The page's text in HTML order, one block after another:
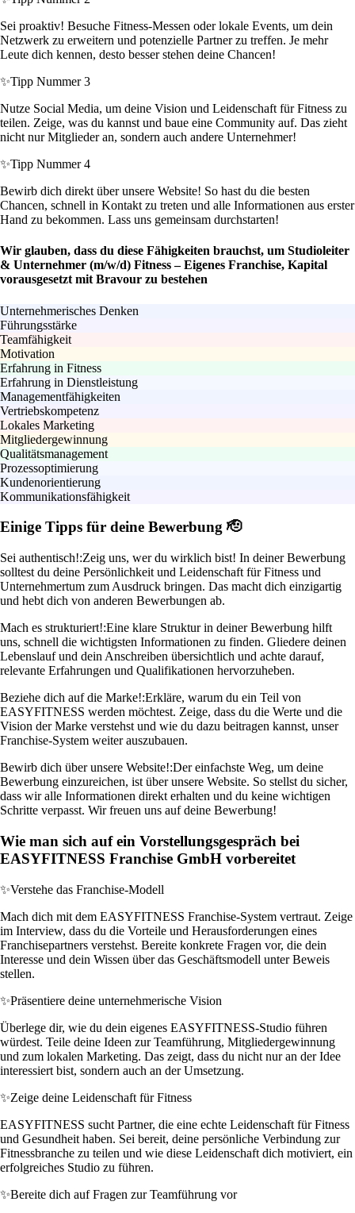
Sei proaktiv! Besuche Fitness-Messen oder lokale Events, um dein
Netzwerk zu erweitern und potenzielle Partner zu treffen. Je mehr
Leute dich kennen, desto besser stehen deine Chancen!
✨Tipp Nummer 3
Nutze Social Media, um deine Vision und Leidenschaft für Fitness zu
teilen. Zeige, was du kannst und baue eine Community auf. Das zieht
nicht nur Mitglieder an, sondern auch andere Unternehmer!
✨Tipp Nummer 4
Bewirb dich direkt über unsere Website! So hast du die besten
Chancen, schnell in Kontakt zu treten und alle Informationen aus erster
Hand zu bekommen. Lass uns gemeinsam durchstarten!
Wir glauben, dass du diese Fähigkeiten brauchst, um Studioleiter
& Unternehmer (m/w/d) Fitness – Eigenes Franchise, Kapital
vorausgesetzt mit Bravour zu bestehen
Unternehmerisches Denken
Führungsstärke
Teamfähigkeit
Motivation
Erfahrung in Fitness
Erfahrung in Dienstleistung
Managementfähigkeiten
Vertriebskompetenz
Lokales Marketing
Mitgliedergewinnung
Qualitätsmanagement
Prozessoptimierung
Kundenorientierung
Kommunikationsfähigkeit
Einige Tipps für deine Bewerbung 🫡
Sei authentisch!:Zeig uns, wer du wirklich bist! In deiner Bewerbung
solltest du deine Persönlichkeit und Leidenschaft für Fitness und
Unternehmertum zum Ausdruck bringen. Das macht dich einzigartig
und hebt dich von anderen Bewerbungen ab.
Mach es strukturiert!:Eine klare Struktur in deiner Bewerbung hilft
uns, schnell die wichtigsten Informationen zu finden. Gliedere deinen
Lebenslauf und dein Anschreiben übersichtlich und achte darauf,
relevante Erfahrungen und Qualifikationen hervorzuheben.
Beziehe dich auf die Marke!:Erkläre, warum du ein Teil von
EASYFITNESS werden möchtest. Zeige, dass du die Werte und die
Vision der Marke verstehst und wie du dazu beitragen kannst, unser
Franchise-System weiter auszubauen.
Bewirb dich über unsere Website!:Der einfachste Weg, um deine
Bewerbung einzureichen, ist über unsere Website. So stellst du sicher,
dass wir alle Informationen direkt erhalten und du keine wichtigen
Schritte verpasst. Wir freuen uns auf deine Bewerbung!
Wie man sich auf ein Vorstellungsgespräch bei
EASYFITNESS Franchise GmbH vorbereitet
✨Verstehe das Franchise-Modell
Mach dich mit dem EASYFITNESS Franchise-System vertraut. Zeige
im Interview, dass du die Vorteile und Herausforderungen eines
Franchisepartners verstehst. Bereite konkrete Fragen vor, die dein
Interesse und dein Wissen über das Geschäftsmodell unter Beweis
stellen.
✨Präsentiere deine unternehmerische Vision
Überlege dir, wie du dein eigenes EASYFITNESS-Studio führen
würdest. Teile deine Ideen zur Teamführung, Mitgliedergewinnung
und zum lokalen Marketing. Das zeigt, dass du nicht nur an der Idee
interessiert bist, sondern auch an der Umsetzung.
✨Zeige deine Leidenschaft für Fitness
EASYFITNESS sucht Partner, die eine echte Leidenschaft für Fitness
und Gesundheit haben. Sei bereit, deine persönliche Verbindung zur
Fitnessbranche zu teilen und wie diese Leidenschaft dich motiviert, ein
erfolgreiches Studio zu führen.
✨Bereite dich auf Fragen zur Teamführung vor